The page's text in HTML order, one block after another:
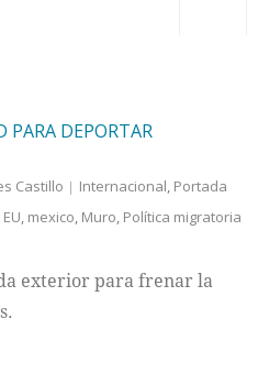
PARA DEPORTAR
Castillo Internacional, Portada
EU, mexico, Muro, Política migratoria
exterior para frenar la